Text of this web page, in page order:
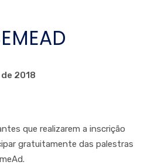
2018
que realizarem a inscrição
gratuitamente das palestras